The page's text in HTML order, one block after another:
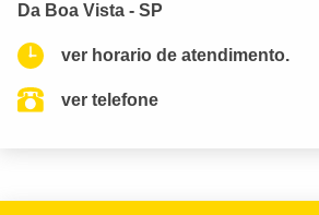
Da Boa Vista - SP
ver horario de atendimento.
ver telefone